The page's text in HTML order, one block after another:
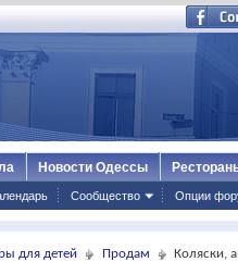
Сообщество Опции
Новости Одессы
для детей Продам Коляски,